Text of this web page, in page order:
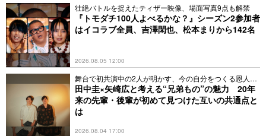
壮絶バトルを捉えたティザー映像、場面写真9点も解禁
『トモダチ100人よべるかな？』シーズン2参加者
はイコラブ全員、吉澤閑也、松本まりから142名
2026.08.05 12:00
舞台で初共演中の2人が明かす、今の自分をつくる恩人の
存在
田中圭×矢崎広と考える“兄弟もの”の魅力 20年
来の先輩・後輩が初めて見つけた互いの共通点と
は
2026.08.04 17:00